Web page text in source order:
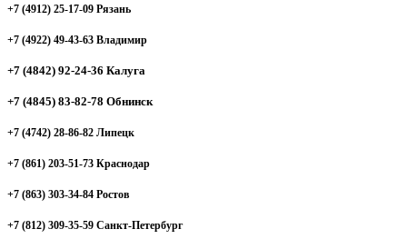
+7 (4912) 25-17-09 Рязань
+7 (4922) 49-43-63 Владимир
+7 (4842) 92-24-36 Калуга
+7 (4845) 83-82-78 Обнинск
+7 (4742) 28-86-82 Липецк
+7 (861) 203-51-73 Краснодар
+7 (863) 303-34-84 Ростов
+7 (812) 309-35-59 Санкт-Петербург